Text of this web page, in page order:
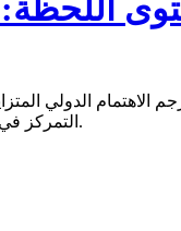
الدولي
التمركز في دائرة اهتمام القوى الكبرى والشركاء الاقتصاديين.